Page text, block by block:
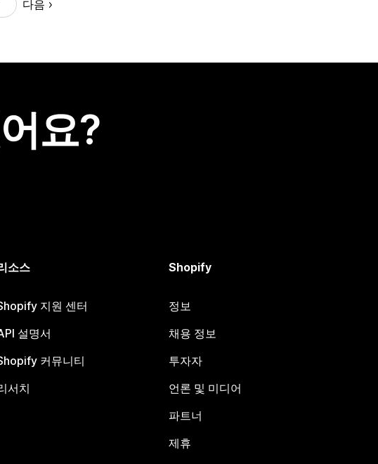
다음
요?
소스
지원 센터
설명서
커뮤니티
서치
Shopify
정보
채용 정보
투자자
언론 및 미디어
파트너
제휴